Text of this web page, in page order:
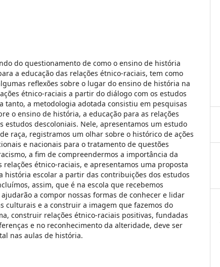
do questionamento de como o ensino de história
a educação das relações étnico-raciais, tem como
reflexões sobre o lugar do ensino de história na
étnico-raciais a partir do diálogo com os estudos
tanto, a metodologia adotada consistiu em pesquisas
o ensino de história, a educação para as relações
estudos descoloniais. Nele, apresentamos um estudo
raça, registramos um olhar sobre o histórico de ações
e nacionais para o tratamento de questões
a fim de compreendermos a importância da
relações étnico-raciais, e apresentamos uma proposta
história escolar a partir das contribuições dos estudos
assim, que é na escola que recebemos
a compor nossas formas de conhecer e lidar
culturais e a construir a imagem que fazemos do
construir relações étnico-raciais positivas, fundadas
e no reconhecimento da alteridade, deve ser
nas aulas de história.